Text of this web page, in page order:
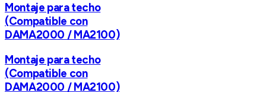
Montaje para techo
(Compatible con
DAMA2000 / MA2100)
Montaje para techo
(Compatible con
DAMA2000 / MA2100)